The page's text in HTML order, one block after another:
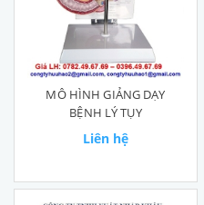
MÔ HÌNH GIẢNG DẠY
BỆNH LÝ TỤY
Liên hệ